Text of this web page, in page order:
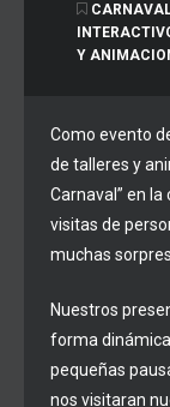
Y
Como evento
de talleres y
Carnaval” en
visitas de
muchas
Nuestros
forma
pequeñas
nos visitaran